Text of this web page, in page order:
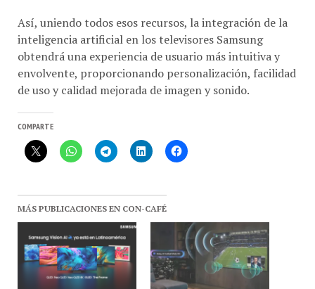
Así, uniendo todos esos recursos, la integración de la
inteligencia artificial en los televisores Samsung
obtendrá una experiencia de usuario más intuitiva y
envolvente, proporcionando personalización, facilidad
de uso y calidad mejorada de imagen y sonido.
COMPARTE
MÁS PUBLICACIONES EN CON-CAFÉ